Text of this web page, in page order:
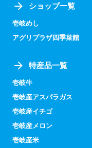
ショップ一覧
壱岐めし
アグリプラザ四季菜館
特産品一覧
壱岐牛
壱岐産アスパラガス
壱岐産イチゴ
壱岐産メロン
壱岐産米